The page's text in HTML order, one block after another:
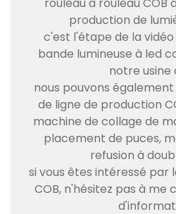
rouleau à rouleau COB
production de
c'est l'étape de la
bande lumineuse à led
notre usine
nous pouvons
de ligne de production
machine de collage de
placement de puces,
refusion à
si vous êtes intéressé par
COB, n'hésitez pas à